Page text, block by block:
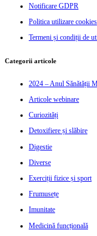
Notificare GDPR
Politica utilizare cookies
Termeni și condiții de
Categorii articole
2024 – Anul Sănătății
Articole webinare
Curiozități
Detoxifiere și slăbire
Digestie
Diverse
Exerciții fizice și sport
Frumusețe
Imunitate
Medicină funcțională